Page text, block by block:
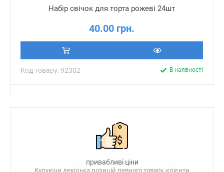
Набір свічок для торта рожеві 24шт
40.00 грн.
Код товару: 92302 В наявності
привабливі ціни
Купуючи декілька позицій певного товару, клієнти